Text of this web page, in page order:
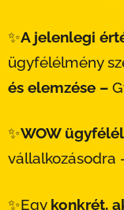
✨A jelenlegi
ügyfélélmény
és elemzése –
✨WOW
vállalkozásodra
✨Egy konkrét,